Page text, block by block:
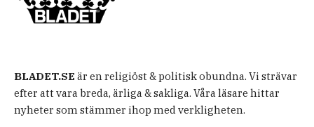
BLADET.SE är en religiöst & politisk obundna. Vi strävar
efter att vara breda, ärliga & sakliga. Våra läsare hittar
nyheter som stämmer ihop med verkligheten.